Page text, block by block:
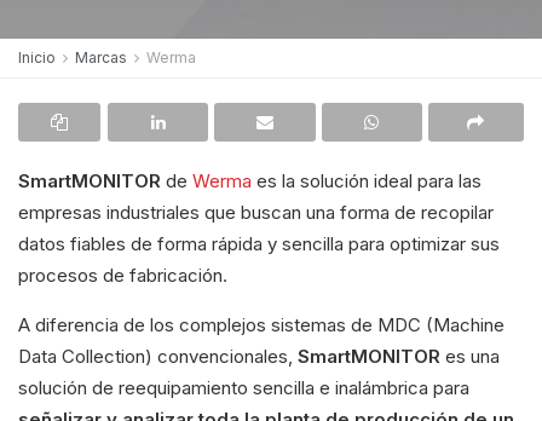
Inicio Marcas Werma
SmartMONITOR de Werma es la solución ideal para las
empresas industriales que buscan una forma de recopilar
datos fiables de forma rápida y sencilla para optimizar sus
procesos de fabricación.
A diferencia de los complejos sistemas de MDC (Machine
Data Collection) convencionales, SmartMONITOR es una
solución de reequipamiento sencilla e inalámbrica para